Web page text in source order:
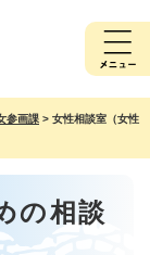
参画課 > 女性相談室（女性
の相談